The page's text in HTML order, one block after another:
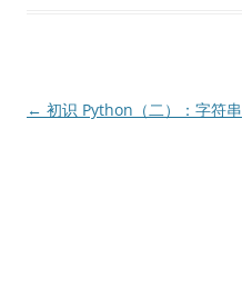
文
← 初识 Python（二）：字符串